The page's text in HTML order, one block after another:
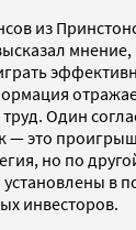
из
Один
— это
но по
в
инвесторов.